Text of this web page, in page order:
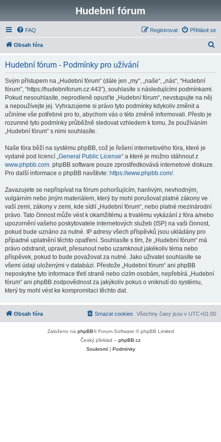
Hudební fórum
FAQ Přihlásit se
Registrovat
Obsah fóra
Hudební fórum - Podmínky pro užívání
Svým přístupem na „Hudební fórum“ (dále jen „my“, „naše“, „nás“, “Hudební
fórum”, “https://hudebniforum.cz:443”), souhlasíte s následujícími podmínkami.
Pokud nesouhlasíte, neprodleně opusťte „Hudební fórum“, nevstupujte na něj
a nepoužívejte jej. Vyhrazujeme si právo tyto podmínky kdykoliv změnit a
učiníme vše potřebné pro to, abychom vás o této změně informovali. Přesto je
rozumné tyto podmínky průběžně sledovat vzhledem k tomu, že používáním
„Hudební fórum“ s nimi souhlasíte.
Naše fóra běží na systému phpBB, což je řešení internetového fóra, které je
vydané pod licencí „General Public License“ a které je možno stáhnout z
www.phpbb.com. phpBB software pouze zprostředkovává internetové diskuze.
Pro další informace o phpBB navštivte: https://www.phpbb.com/.
Zavazujete se nepřispívat na fórum pohoršujícím, hanlivým, nevhodným,
vulgárním nebo jiným materiálem, který by mohl porušovat platné zákony ve
vaší zemi, zákony v zemi, kde sídlí „Hudební fórum“, nebo platné mezinárodní
právo. Tato činnost může vést k okamžitému a trvalému vykázání z fóra a/nebo
upozornění vašeho poskytovatele internetových služeb (ISP) na vaši činnost,
pokud bude uznáno za nutné. IP adresy všech příspěvků jsou ukládány pro
případné uplatnění těchto opatření. Souhlasíte s tím, že „Hudební fórum“ má
právo odstranit, upravit, přesunout nebo uzamknout jakékoliv téma nebo
příspěvek, pokud to bude považovat za nutné. Jako uživatel souhlasíte se
všemi údaji uloženými v databázi. Přestože „Hudební fórum“ ani phpBB
neposkytne tyto informace třetí straně nebo cizím osobám, nepřebírá „Hudební
fórum“ ani phpBB zodpovědnost za jakýkoliv pokus o vniknutí do systému,
který by mohl vést ke kompromitaci těchto dat.
Obsah fóra Všechny časy jsou v UTC+01:00
Smazat cookies
Založeno na phpBB® Forum Software © phpBB Limited
Český překlad – phpBB.cz
Soukromí| Podmínky